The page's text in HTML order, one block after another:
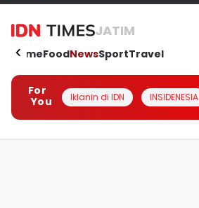
JATIM
HomeFoodNewsSportTravel
For
You
Iklanin di IDN INSIDENESIA